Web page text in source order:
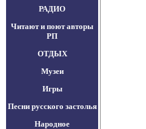
РАДИО
Читают и поют авторы
РП
ОТДЫХ
Музеи
Игры
Песни русского застолья
Народное